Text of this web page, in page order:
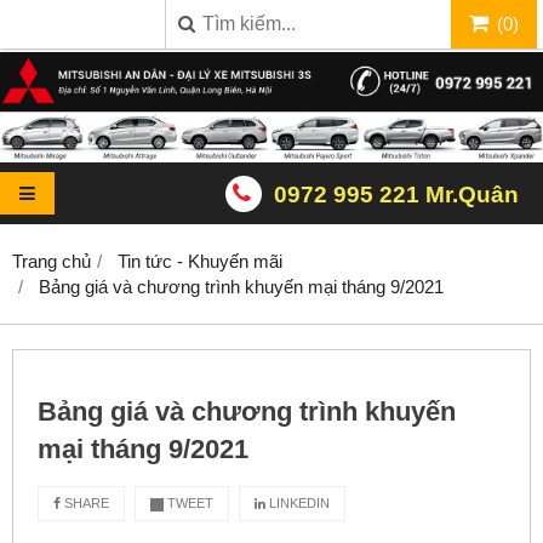
(0)
0972 995 221 Mr.Quân
Trang chủ
Tin tức - Khuyến mãi
Bảng giá và chương trình khuyến mại tháng 9/2021
Bảng giá và chương trình khuyến
mại tháng 9/2021
SHARE TWEET LINKEDIN